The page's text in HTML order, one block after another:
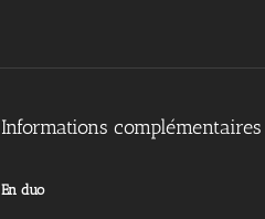
Informations complémentaires
En duo